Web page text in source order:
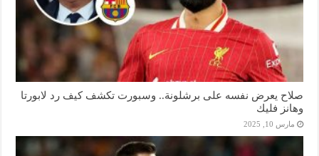
صلاح يعرض نفسه على برشلونة.. وسبورت تكشف كيف رد لابورتا
وهانز فليك
مارس 10, 2025